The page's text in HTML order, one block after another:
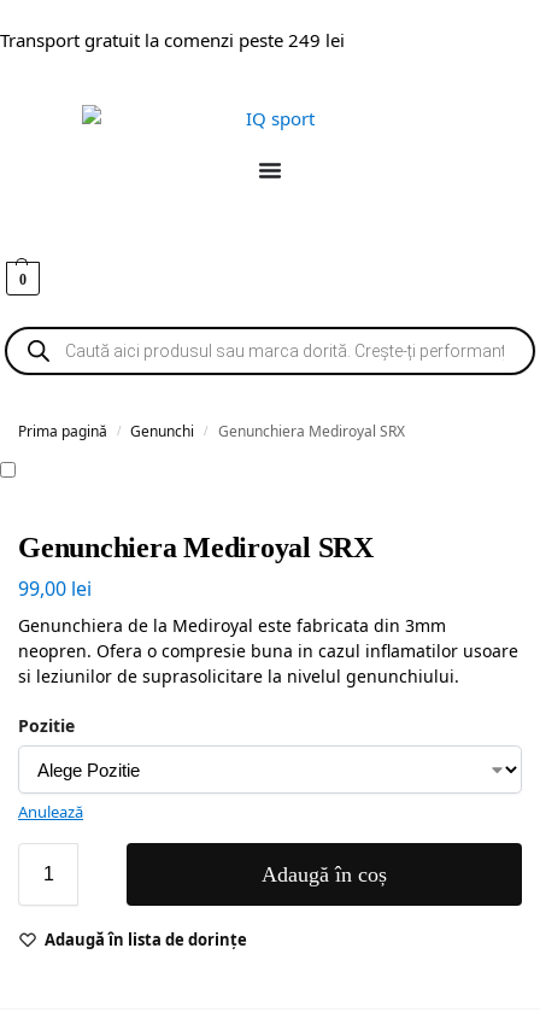
Transport gratuit la comenzi peste 249 lei
0
Prima pagină / Genunchi / Genunchiera Mediroyal SRX
Genunchiera Mediroyal SRX
99,00 lei
Genunchiera de la Mediroyal este fabricata din 3mm
neopren. Ofera o compresie buna in cazul inflamatilor usoare
si leziunilor de suprasolicitare la nivelul genunchiului.
Pozitie
Anulează
Adaugă în coș
Adaugă în lista de dorințe